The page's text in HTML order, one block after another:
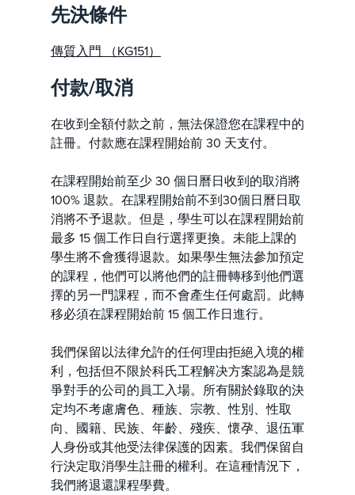
先決條件
傳質入門 （KG151）
付款/取消
在收到全額付款之前，無法保證您在課程中的
註冊。付款應在課程開始前 30 天支付。
在課程開始前至少 30 個日曆日收到的取消將
100% 退款。在課程開始前不到30個日曆日取
消將不予退款。但是，學生可以在課程開始前
最多 15 個工作日自行選擇更換。未能上課的
學生將不會獲得退款。如果學生無法參加預定
的課程，他們可以將他們的註冊轉移到他們選
擇的另一門課程，而不會產生任何處罰。此轉
移必須在課程開始前 15 個工作日進行。
我們保留以法律允許的任何理由拒絕入境的權
利，包括但不限於科氏工程解决方案認為是競
爭對手的公司的員工入場。所有關於錄取的決
定均不考慮膚色、種族、宗教、性別、性取
向、國籍、民族、年齡、殘疾、懷孕、退伍軍
人身份或其他受法律保護的因素。我們保留自
行決定取消學生註冊的權利。在這種情況下，
我們將退還課程學費。